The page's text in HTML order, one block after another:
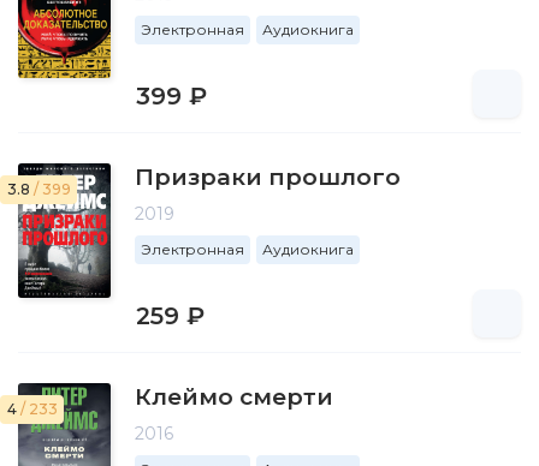
Электронная Аудиокнига
399 ₽
3.8 / 399 Призраки прошлого
2019
Электронная Аудиокнига
259 ₽
4 / 233 Клеймо смерти
2016